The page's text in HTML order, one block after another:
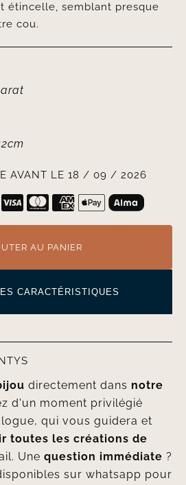
étincelle, semblant presque
cou.
AVANT LE 18 / 09 / 2026
AU PANIER
CARACTÉRISTIQUES
directement dans notre
d'un moment privilégié
qui vous guidera et
toutes les créations de
Une question immédiate ?
sur whatsapp pour